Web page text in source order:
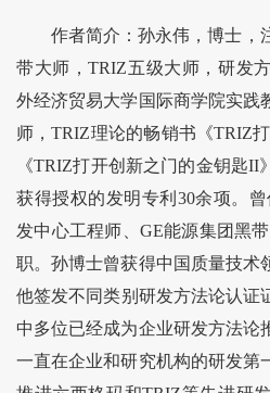
作者简介：孙永伟，博士，
带大师，TRIZ五级大师，研发
外经济贸易大学国际商学院实践
师，TRIZ理论的畅销书《TRIZ
《TRIZ打开创新之门的金钥匙
获得授权的发明专利30余项。
发中心工程师、GE能源集团黑
职。孙博士曾获得中国质量技术
他签发不同类别研发方法论认证
中多位已经成为企业研发方法论
一直在企业和研究机构的研发第